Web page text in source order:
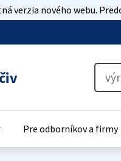
verzia nového webu.
Pre odborníkov a firmy